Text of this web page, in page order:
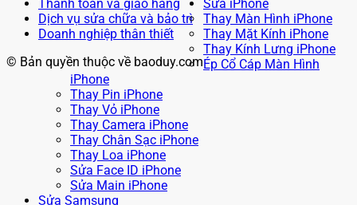
Thanh toán và giao hàng
Dịch vụ sửa chữa và bảo trì
Doanh nghiệp thân thiết
© Bản quyền thuộc về baoduy.com
Sửa iPhone
Thay Màn Hình iPhone
Thay Mặt Kính iPhone
Thay Kính Lưng iPhone
Ép Cổ Cáp Màn Hình
iPhone
Thay Pin iPhone
Thay Vỏ iPhone
Thay Camera iPhone
Thay Chân Sạc iPhone
Thay Loa iPhone
Sửa Face ID iPhone
Sửa Main iPhone
Sửa Samsung